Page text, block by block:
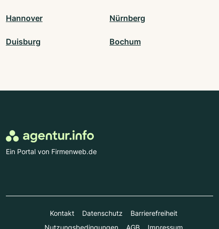
Hannover Nürnberg
Duisburg Bochum
Ein Portal von Firmenweb.de
Kontakt Datenschutz
Barrierefreiheit